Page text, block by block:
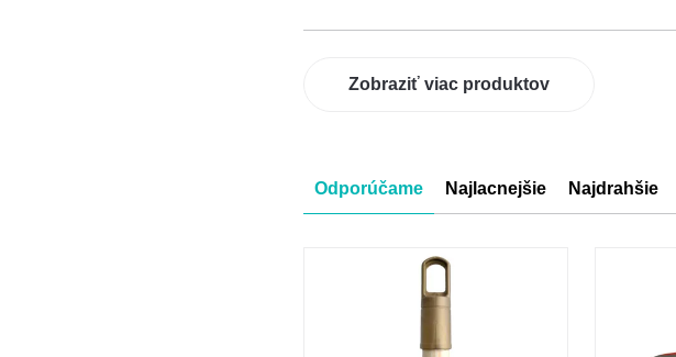
Zobraziť viac produktov
Radenie
produktov
Odporúčame Najlacnejšie Najdrahšie
Výpis
produktov